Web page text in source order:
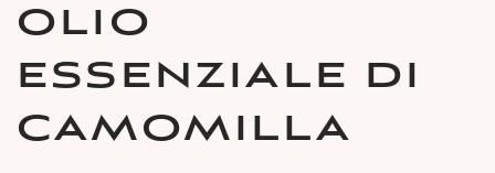
OLIO
ESSENZIALE DI
CAMOMILLA